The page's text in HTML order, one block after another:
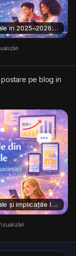
Trendurile actuale din retelele sociale in 2025–2026: statistici, date si impact
pe blog in
Trendurile actuale din rețelele sociale și implicațiile lor asupra societății